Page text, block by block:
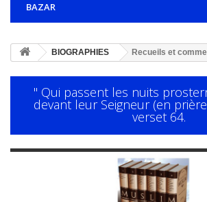
BAZAR
BIOGRAPHIES Recueils et
" Qui passent les nuits
devant leur Seigneur (en
verset 64.